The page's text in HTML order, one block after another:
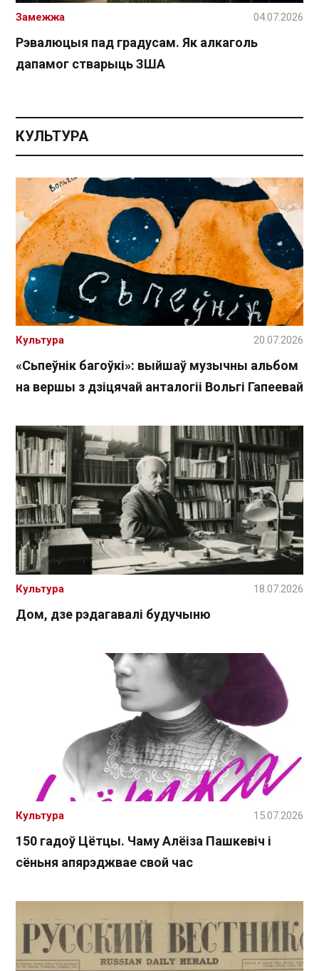
Рэвалюцыя пад градусам. Як алкаголь
дапамог стварыць ЗША
Замежжа 04.07.2026
КУЛЬТУРА
«Сьпеўнік багоўкі»: выйшаў музычны альбом
на вершы з дзіцячай анталогіі Вольгі Гапеевай
Культура 20.07.2026
Дом, дзе рэдагавалі будучыню
Культура 18.07.2026
150 гадоў Цётцы. Чаму Алёіза Пашкевіч і
сёньня апярэджвае свой час
Культура 15.07.2026